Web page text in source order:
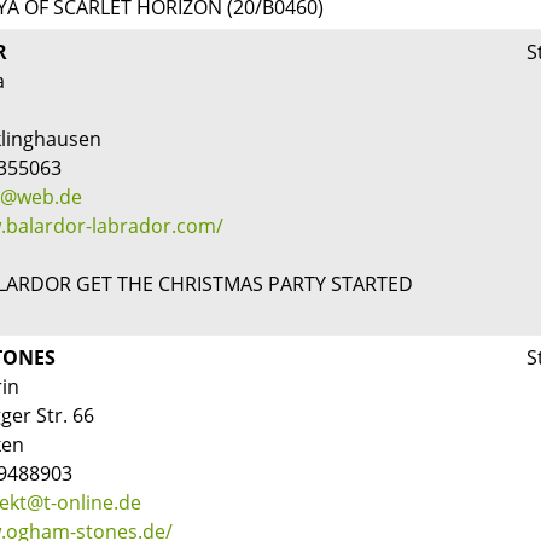
OF SCARLET HORIZON (20/B0460)
labrador.com/
GET THE CHRISTMAS PARTY STARTED
Str. 66
online.de
stones.de/